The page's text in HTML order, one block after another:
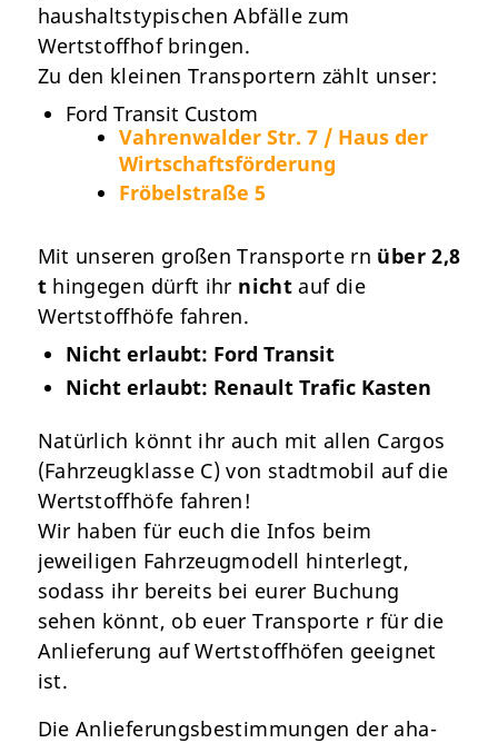
haushaltstypischen Abfälle zum
Wertstoffhof bringen.
Zu den kleinen Transportern zählt unser:
Ford Transit Custom
Vahrenwalder Str. 7 / Haus der
Wirtschaftsförderung
Fröbelstraße 5
Mit unseren großen Transporte rn über 2,8
thingegen dürft ihr nichtauf die
Wertstoffhöfe fahren.
Nicht erlaubt: Ford Transit
Nicht erlaubt: Renault Trafic Kasten
Natürlich könnt ihr auch mit allen Cargos
(Fahrzeugklasse C) von stadtmobil auf die
Wertstoffhöfe fahren!
Wir haben für euch die Infos beim
jeweiligen Fahrzeugmodell hinterlegt,
sodass ihr bereits bei eurer Buchung
sehen könnt, ob euer Transporte r für die
Anlieferung auf Wertstoffhöfen geeignet
ist.
Die Anlieferungsbestimmungen der aha-